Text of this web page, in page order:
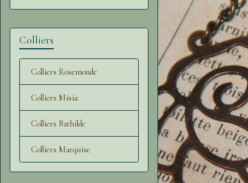
Colliers
Colliers Rosemonde
Colliers Misia
Colliers Bathilde
Colliers Marquise